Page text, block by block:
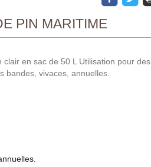
PIN MARITIME
en sac de 50 L Utilisation pour des
bandes, vivaces, annuelles.